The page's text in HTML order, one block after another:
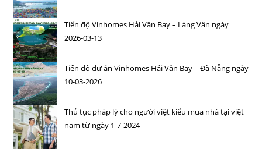
Tiến độ Vinhomes Hải Vân Bay – Làng Vân ngày
2026-03-13
Tiến độ dự án Vinhomes Hải Vân Bay – Đà Nẵng ngày
10-03-2026
Thủ tục pháp lý cho người việt kiểu mua nhà tại việt
nam từ ngày 1-7-2024